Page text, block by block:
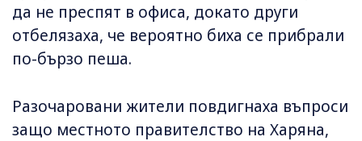
да не преспят в офиса, докато други
отбелязаха, че вероятно биха се прибрали
по-бързо пеша.
Разочаровани жители повдигнаха въпроси
защо местното правителство на Харяна,